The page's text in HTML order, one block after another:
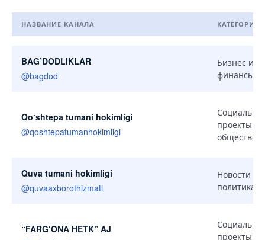
НАЗВАНИЕ КАНАЛА КАТЕГОРИЯ
BAG’DODLIKLAR
@bagdod
Бизнес и
финансы
Qo‘shtepa tumani hokimligi
@qoshtepatumanhokimligi
проекты и
общество
Quva tumani hokimligi
@quvaaxborothizmati
Новости и
политика
“FARG‘ONA HETK” AJ
проекты и